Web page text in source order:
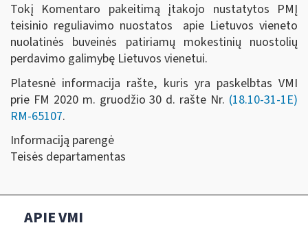
Tokį Komentaro pakeitimą įtakojo nustatytos PMĮ
teisinio reguliavimo nuostatos apie Lietuvos vieneto
nuolatinės buveinės patiriamų mokestinių nuostolių
perdavimo galimybę Lietuvos vienetui.
Platesnė informacija rašte, kuris yra paskelbtas VMI
prie FM 2020 m. gruodžio 30 d. rašte Nr. (18.10-31-1E)
RM-65107.
Informaciją parengė
Teisės departamentas
APIE VMI